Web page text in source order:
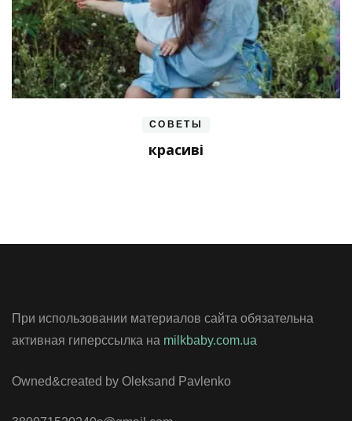
СОВЕТЫ
красиві
При использовании материалов сайта обязательна
активная гиперссылка на milkbaby.com.ua
Owned&created by Oleksand Pavlenko